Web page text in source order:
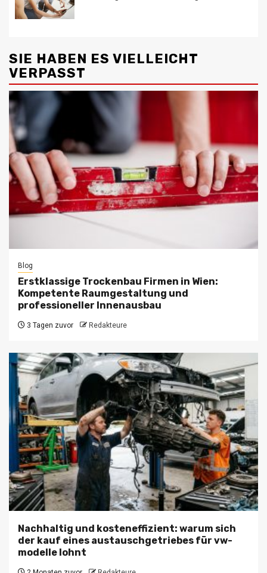
SIE HABEN ES VIELLEICHT
VERPASST
Blog
Erstklassige Trockenbau Firmen in Wien:
Kompetente Raumgestaltung und
professioneller Innenausbau
3 Tagen zuvor Redakteure
Nachhaltig und kosteneffizient: warum sich
der kauf eines austauschgetriebes für vw-
modelle lohnt